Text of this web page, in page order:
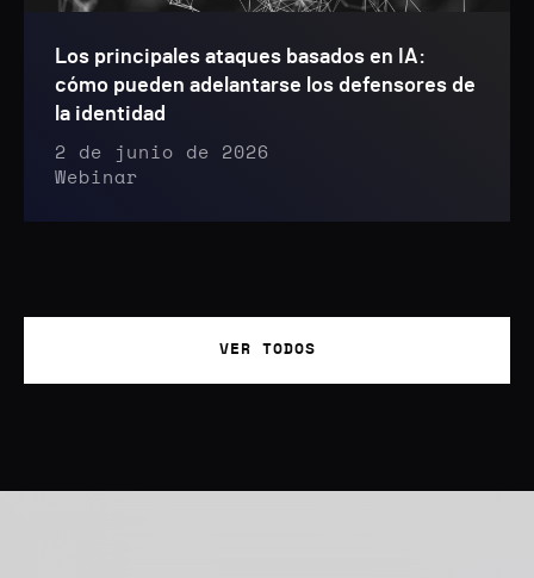
Los principales ataques basados en IA:
cómo pueden adelantarse los defensores de
la identidad
2 de junio de 2026
Webinar
VER TODOS